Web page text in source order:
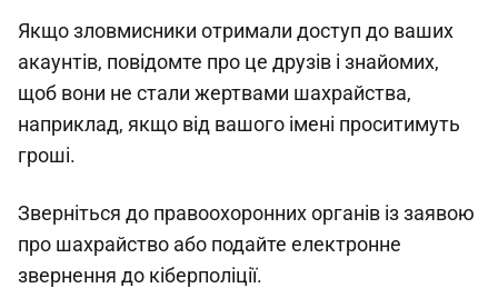
Якщо зловмисники отримали доступ до ваших
акаунтів, повідомте про це друзів і знайомих,
щоб вони не стали жертвами шахрайства,
наприклад, якщо від вашого імені проситимуть
гроші.
Зверніться до правоохоронних органів із заявою
про шахрайство або подайте електронне
звернення до кіберполіції.